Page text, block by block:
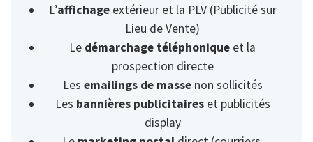
L’affichageextérieur et la PLV (Publicité sur
Lieu de Vente)
Le démarchage téléphonique et la
prospection directe
Les emailings de massenon sollicités
Les bannières publicitaireset publicités
display